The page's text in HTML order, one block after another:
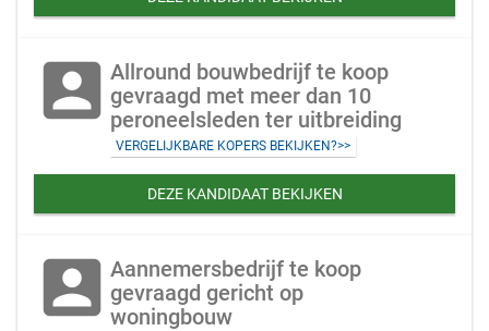
account_box Allround bouwbedrijf te koop
gevraagd met meer dan 10
peroneelsleden ter uitbreiding
VERGELIJKBARE KOPERS BEKIJKEN?>>
DEZE KANDIDAAT BEKIJKEN
account_box Aannemersbedrijf te koop
gevraagd gericht op
woningbouw